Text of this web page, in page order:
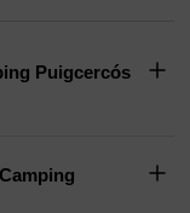
Puigcercós